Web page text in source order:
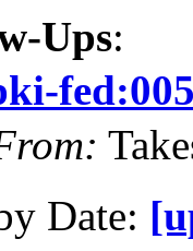
Ups:
Date: